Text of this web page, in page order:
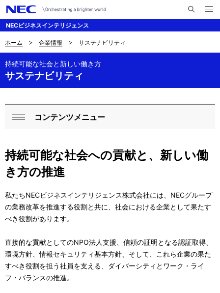
NECビジネスインテリジェンス
メ
ニ
ナ
ビ
ゲ
シ
D
i
s
y
i
n
g
r
e
s
ホーム 企業情報 サステナビリティ
サステナビリティ
持続可能な社会と新しい働き方
c
a
l
N
v
i
g
る
コンテンツメニュー
持続可能な社会への貢献と、新しい働
き方の推進
私たちNECビジネスインテリジェンス株式会社には、NECグループ
の業務改革を推進する役割と共に、社会における企業として果たす
べき役割があります。
直接的な貢献としてのNPO法人支援、信頼の証明となる認証取得、
環境方針、情報セキュリティ基本方針、そして、これら企業の果た
すべき役割を担う社員を支える、ダイバーシティとワーク・ライ
フ・バランスの推進。